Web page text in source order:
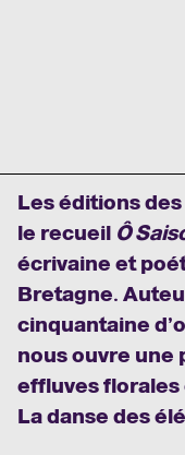
Les éditions
le recueil Ô
écrivaine et
Bretagne.
cinquantaine
nous ouvre une
effluves florales
La danse des